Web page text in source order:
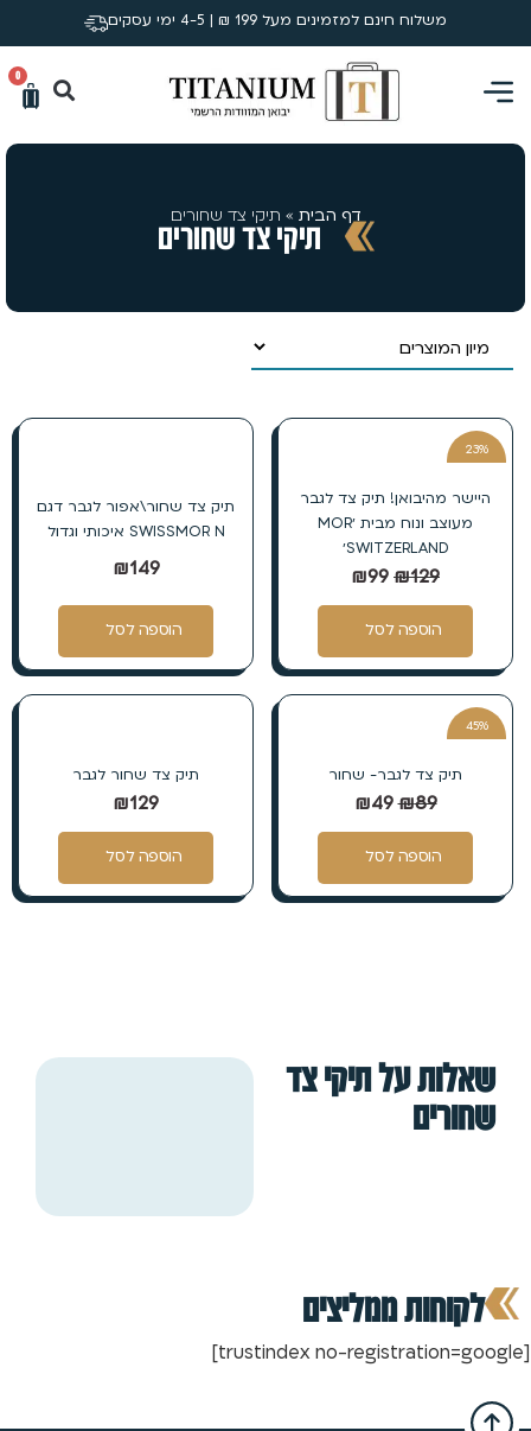
משלוח חינם למזמינים מעל 199 ₪ | 4-5 ימי עסקים
0
דף הבית » תיקי צד שחורים
תיקי צד שחורים
23%
היישר מהיבואן! תיק צד לגבר
מעוצב ונוח מבית ׳MOR
SWITZERLAND׳
₪129
₪99
הוספה לסל
תיק צד שחור\אפור לגבר דגם
SWISSMOR N איכותי וגדול
₪149
הוספה לסל
45%
תיק צד לגבר- שחור
₪89
₪49
הוספה לסל
תיק צד שחור לגבר
₪129
הוספה לסל
שאלות על תיקי צד
שחורים
לקוחות ממליצים
[trustindex no-registration=google]